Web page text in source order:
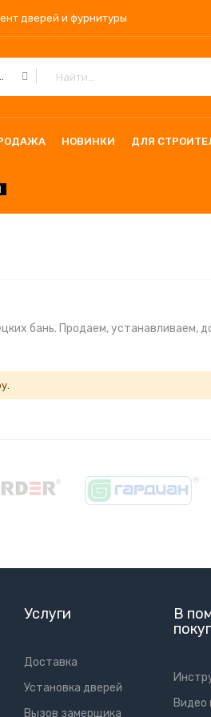
дверей и фурнитуры
НОВИНКИ ДЛЯ
бань. Продаем, устанавливаем,
Услуги
Доставка
Установка дверей
Вызов замерщика
В
Видео